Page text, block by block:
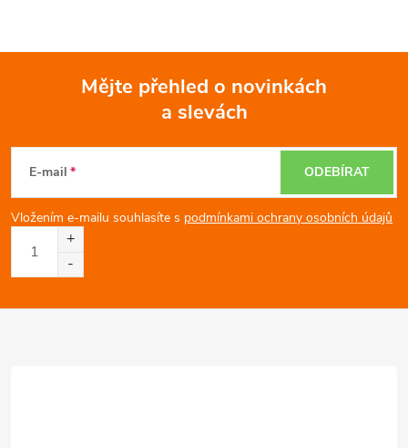
p
a
t
Mějte přehled o novinkách
a slevách
E-mail
Vložením e-mailu souhlasíte s podmínkami ochrany osobních údajů
ODEBÍRAT